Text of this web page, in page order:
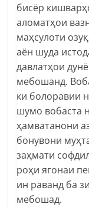
бисёр
аломатҳои
маҳсулоти
аён шуда
давлатҳои
мебошанд.
ки болоравии
шумо вобаста
ҳамватанони
бонувони
заҳмати
роҳи ягонаи
ин раванд ба
мебошад.